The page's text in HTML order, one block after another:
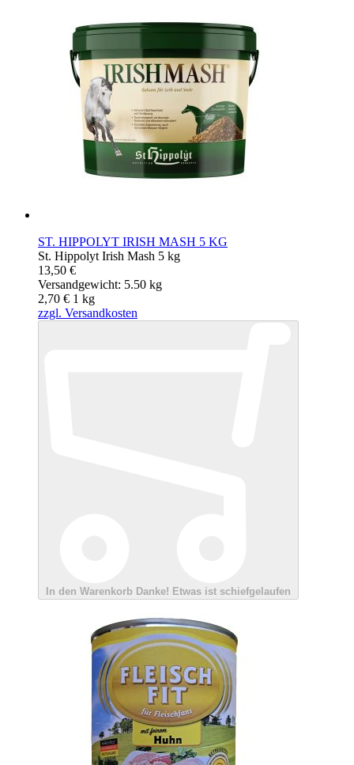
ST. HIPPOLYT IRISH MASH 5 KG
St. Hippolyt Irish Mash 5 kg
13,50 €
Versandgewicht: 5.50 kg
2,70 € 1 kg
zzgl. Versandkosten
In den Warenkorb Danke! Etwas ist schiefgelaufen